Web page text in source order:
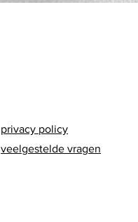
privacy policy
veelgestelde vragen